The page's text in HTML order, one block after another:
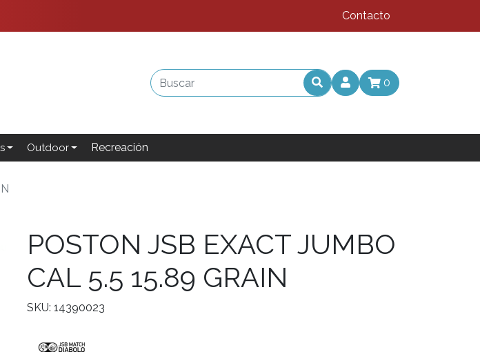
Contacto
0
Outdoor Recreación
POSTON JSB EXACT JUMBO
CAL 5.5 15.89 GRAIN
SKU: 14390023